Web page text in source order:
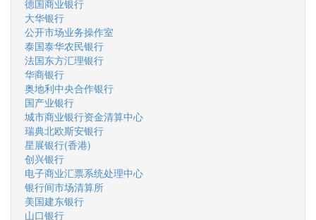
德国商业银行
大华银行
公开市场业务操作室
泰国泰华农民银行
法国东方汇理银行
华商银行
奥地利中央合作银行
国产业银行
城市商业银行资金清算中心
瑞典北欧斯安银行
星展银行(香港)
创兴银行
电子商业汇票系统处理中心
银行间市场清算所
美国建东银行
山口银行